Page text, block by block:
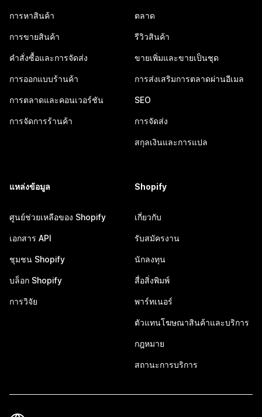
การหาสินค้า
การขายสินค้า
คำสั่งซื้อและการจัดส่ง
การออกแบบร้านค้า
การตลาดและคอนเวอร์ชัน
การจัดการร้านค้า
ตลาด
รีวิวสินค้า
ขายเพิ่มและขายเป็นชุด
การส่งเสริมการตลาดผ่านอีเมล
SEO
การจัดส่ง
สกุลเงินและการแปล
แหล่งข้อมูล
ศูนย์ช่วยเหลือของ Shopify
เอกสาร API
ชุมชน Shopify
บล็อก Shopify
การวิจัย
Shopify
เกี่ยวกับ
รับสมัครงาน
นักลงทุน
สื่อสิ่งพิมพ์
พาร์ทเนอร์
ตัวแทนโฆษณาสินค้าและบริการ
กฎหมาย
สถานะการบริการ